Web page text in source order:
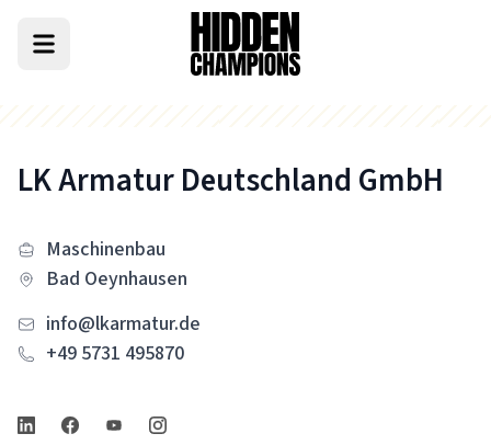
LK Armatur Deutschland GmbH
Maschinenbau
Bad Oeynhausen
info@lkarmatur.de
+49 5731 495870